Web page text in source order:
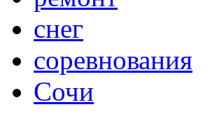
снег
соревнования
Сочи